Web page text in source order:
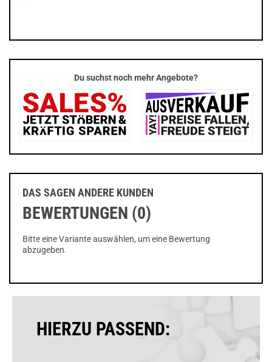
Du suchst noch mehr Angebote?
DAS SAGEN ANDERE KUNDEN
BEWERTUNGEN (0)
Bitte eine Variante auswählen, um eine Bewertung
abzugeben.
HIERZU PASSEND: